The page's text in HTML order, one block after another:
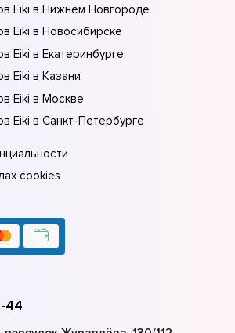
Eiki в Нижнем Новгороде
Eiki в Новосибирске
Eiki в Екатеринбурге
Eiki в Казани
Eiki в Москве
Eiki в Санкт-Петербурге
cookies
44